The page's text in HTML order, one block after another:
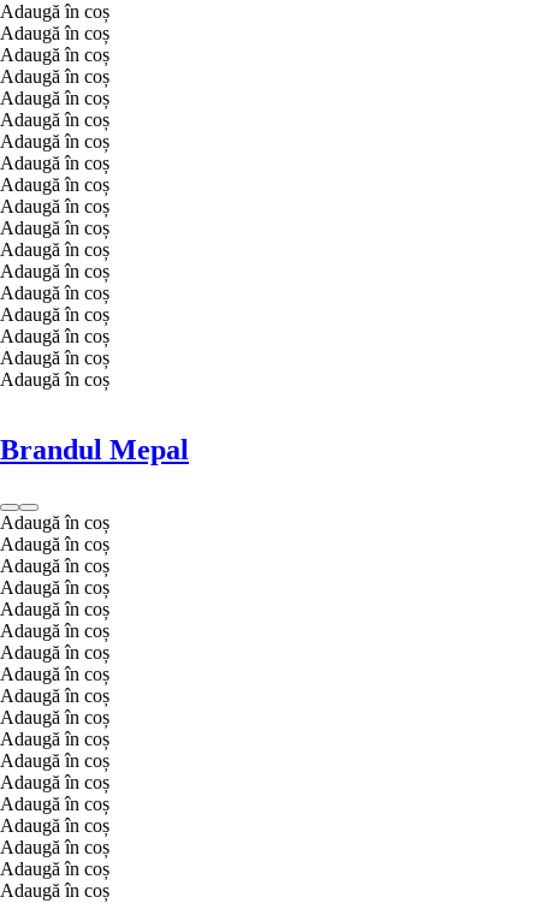
Adaugă în coș
Adaugă în coș
Adaugă în coș
Adaugă în coș
Adaugă în coș
Adaugă în coș
Adaugă în coș
Adaugă în coș
Adaugă în coș
Adaugă în coș
Adaugă în coș
Adaugă în coș
Adaugă în coș
Adaugă în coș
Adaugă în coș
Adaugă în coș
Adaugă în coș
Adaugă în coș
Brandul Mepal
Adaugă în coș
Adaugă în coș
Adaugă în coș
Adaugă în coș
Adaugă în coș
Adaugă în coș
Adaugă în coș
Adaugă în coș
Adaugă în coș
Adaugă în coș
Adaugă în coș
Adaugă în coș
Adaugă în coș
Adaugă în coș
Adaugă în coș
Adaugă în coș
Adaugă în coș
Adaugă în coș